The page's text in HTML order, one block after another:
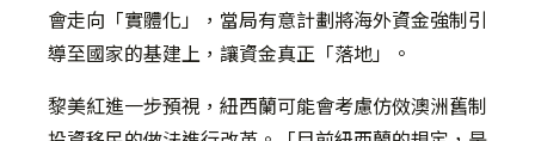
會走向「實體化」，當局有意計劃將海外資金強制引
導至國家的基建上，讓資金真正「落地」。
黎美紅進一步預視，紐西蘭可能會考慮仿傚澳洲舊制